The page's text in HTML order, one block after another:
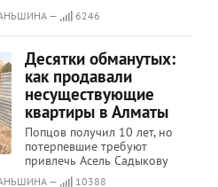
— 6246
Десятки обманутых:
как продавали
несуществующие
квартиры в Алматы
Попцов получил 10 лет, но
потерпевшие требуют
привлечь Асель Садыкову
— 10388